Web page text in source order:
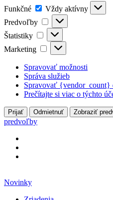
Funkčné Funkčné
Vždy aktívny
Predvoľby
Predvoľby
Štatistiky Štatistiky
Marketing Marketing
Spravovať možnosti
Správa služieb
Spravovať {vendor_count}
Prečítajte si viac o týchto
Prijať Odmietnuť Zobraziť
predvoľby
na
Novinky